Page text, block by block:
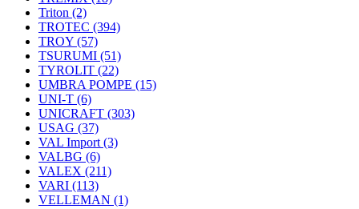
Triton (2)
TROTEC (394)
TROY (57)
TSURUMI (51)
TYROLIT (22)
UMBRA POMPE (15)
UNI-T (6)
UNICRAFT (303)
USAG (37)
VAL Import (3)
VALBG (6)
VALEX (211)
VARI (113)
VELLEMAN (1)